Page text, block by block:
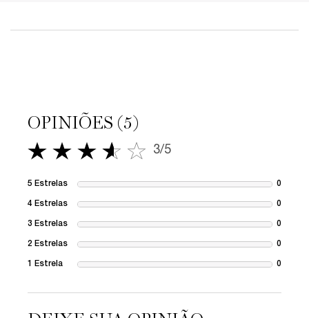
PDP Avaliações
OPINIÕES (5)
3 out of 5 stars. 3/5
5 Estrelas 0
4 Estrelas 0
3 Estrelas 0
2 Estrelas 0
1 Estrela 0